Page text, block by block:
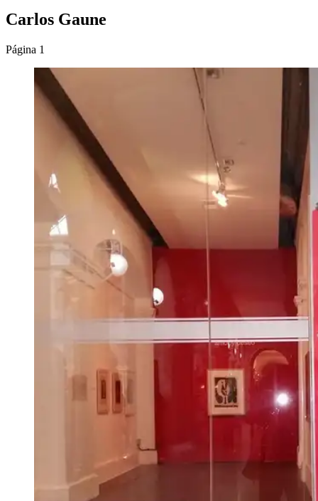
Carlos Gaune
Página 1